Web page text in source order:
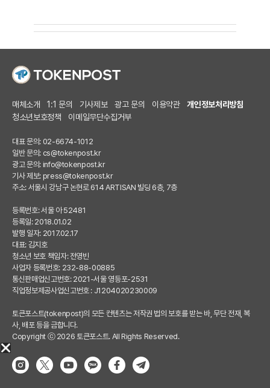
매체소개 1:1 문의 기사제보 광고 문의 이용약관
개인정보처리방침
청소년보호정책
이메일무단수집거부
대표 문의: 02-6674-1012
일반 문의: cs@tokenpost.kr
광고 문의: info@tokenpost.kr
기사 제보: press@tokenpost.kr
주소: 서울시 강남구 논현로 614 ARTISAN 빌딩 6층, 7층
등록번호: 서울 아 52481
등록일: 2018.01.02
발행 일자: 2017.02.17
대표: 김지호
청소년 보호 책임자: 전영빈
사업자 등록번호: 232-88-00885
통신판매업신고번호: 2021-서울 영등포-2531
직업정보제공사업신고번호 : J1204020230009
토큰포스트(tokenpost)의 모든 컨텐츠는 저작권 법의 보호를 받는 바, 무단 전재, 복
사, 배포 등을 금합니다.
Copyright ⓒ 2026 토큰포스트. All Rights Reserved.